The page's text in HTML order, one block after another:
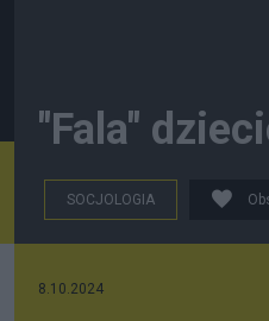
"Fala"
SOCJOLOGIA
8.10.2024